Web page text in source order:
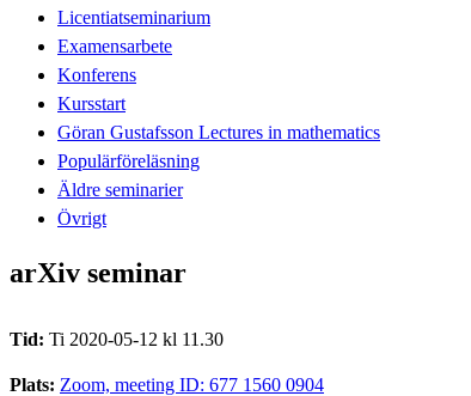
Licentiatseminarium
Examensarbete
Konferens
Kursstart
Göran Gustafsson Lectures in mathematics
Populärföreläsning
Äldre seminarier
Övrigt
arXiv seminar
Tid: Ti 2020-05-12 kl 11.30
Plats: Zoom, meeting ID: 677 1560 0904